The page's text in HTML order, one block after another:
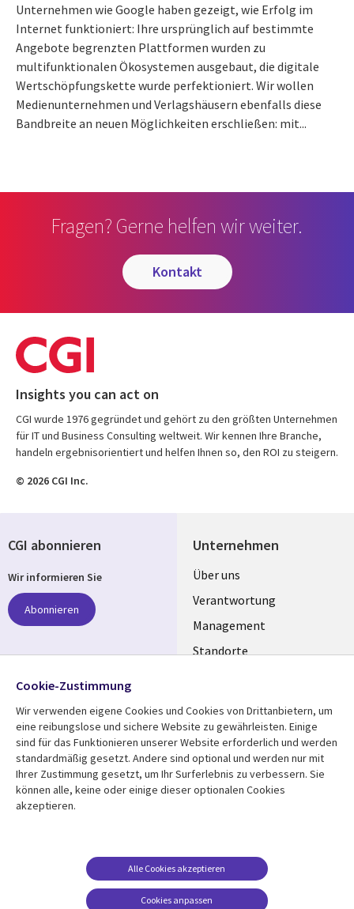
Unternehmen wie Google haben gezeigt, wie Erfolg im
Internet funktioniert: Ihre ursprünglich auf bestimmte
Angebote begrenzten Plattformen wurden zu
multifunktionalen Ökosystemen ausgebaut, die digitale
Wertschöpfungskette wurde perfektioniert. Wir wollen
Medienunternehmen und Verlagshäusern ebenfalls diese
Bandbreite an neuen Möglichkeiten erschließen: mit...
Fragen? Gerne helfen wir weiter.
kontakt
Insights you can act on
CGI wurde 1976 gegründet und gehört zu den größten Unternehmen
für IT und Business Consulting weltweit. Wir kennen Ihre Branche,
handeln ergebnisorientiert und helfen Ihnen so, den ROI zu steigern.
© 2026 CGI Inc.
Unternehmen
Useful
links
GERMANY
Über uns
Verantwortung
Management
Standorte
Mediathek
Library
GERMANY
Aktuelles
Rechtliches
Beschwerden/Hinweise
Compliance
CGI abonnieren
Wir informieren Sie
Abonnieren
Folgen Sie uns
Social
Media
GERMANY
Cookie-Zustimmung
Wir verwenden eigene Cookies und Cookies von Drittanbietern, um
eine reibungslose und sichere Website zu gewährleisten. Einige
sind für das Funktionieren unserer Website erforderlich und werden
standardmäßig gesetzt. Andere sind optional und werden nur mit
Ihrer Zustimmung gesetzt, um Ihr Surferlebnis zu verbessern. Sie
können alle, keine oder einige dieser optionalen Cookies
akzeptieren.
Cookies anpassen
Alle Cookies akzeptieren